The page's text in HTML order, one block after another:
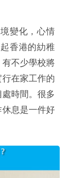
變化，心情
香港的糼稚
不少學校將
在家工作的
時間。很多
息是一件好
遭受到不少
到，但其實